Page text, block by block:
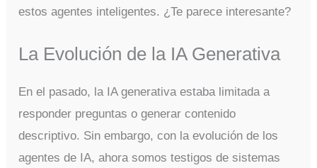
estos agentes inteligentes. ¿Te parece interesante?
La Evolución de la IA Generativa
En el pasado, la IA generativa estaba limitada a
responder preguntas o generar contenido
descriptivo. Sin embargo, con la evolución de los
agentes de IA, ahora somos testigos de sistemas